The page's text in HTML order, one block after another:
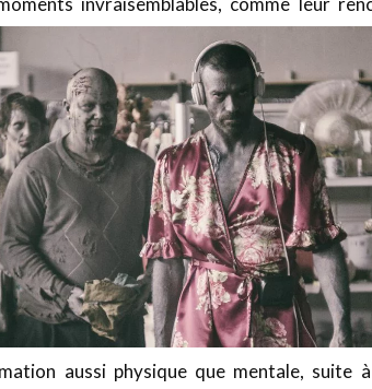
aussi physique que mentale, suite